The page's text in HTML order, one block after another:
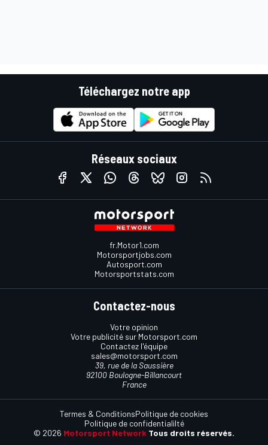
Téléchargez notre app
Réseaux sociaux
fr.Motor1.com
Motorsportjobs.com
Autosport.com
Motorsportstats.com
Contactez-nous
Votre opinion
Votre publicité sur Motorsport.com
Contactez l'équipe
sales@motorsport.com
39, rue de la Saussière
92100 Boulogne-Billancourt
France
© 2026 Motorsport Network Tous droits réservés.
Termes & ConditionsPolitique de cookies
Politique de confidentialilté